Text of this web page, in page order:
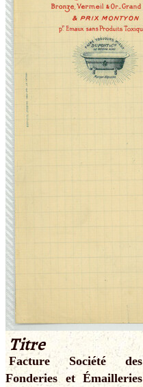
Titre
Facture Société des
Fonderies et Émailleries